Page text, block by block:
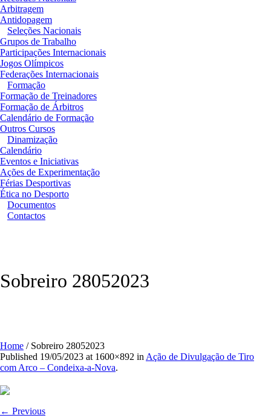
Arbitragem
Antidopagem
Seleções Nacionais
Grupos de Trabalho
Participações Internacionais
Jogos Olímpicos
Federações Internacionais
Formação
Formação de Treinadores
Formação de Árbitros
Calendário de Formação
Outros Cursos
Dinamização
Calendário
Eventos e Iniciativas
Ações de Experimentação
Férias Desportivas
Ética no Desporto
Documentos
Contactos
Sobreiro 28052023
Home / Sobreiro 28052023
Published 19/05/2023 at 1600×892 in Ação de Divulgação de Tiro
com Arco – Condeixa-a-Nova.
← Previous